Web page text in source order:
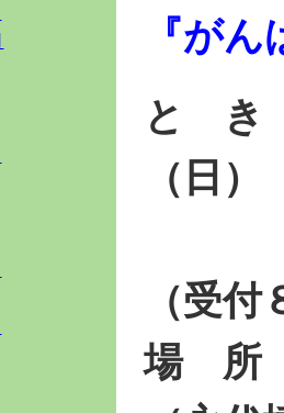
『が
と き
（日）
（受
場 所